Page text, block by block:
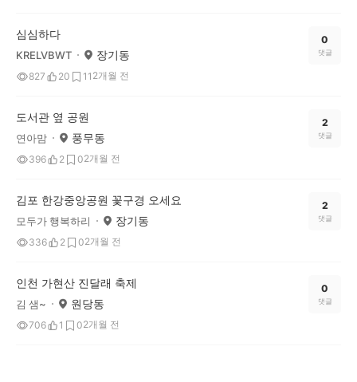
심심하다
KRELVBWT 장기동
827 20 11 2개월 전
0
댓글
도서관 옆 공원
연아맘 풍무동
396 2 02개월 전
2
댓글
김포 한강중앙공원 꽃구경 오세요
모두가 행복하리 장기동
336 2 02개월 전
2
댓글
인천 가현산 진달래 축제
김 샘~ 원당동
706 1 02개월 전
0
댓글